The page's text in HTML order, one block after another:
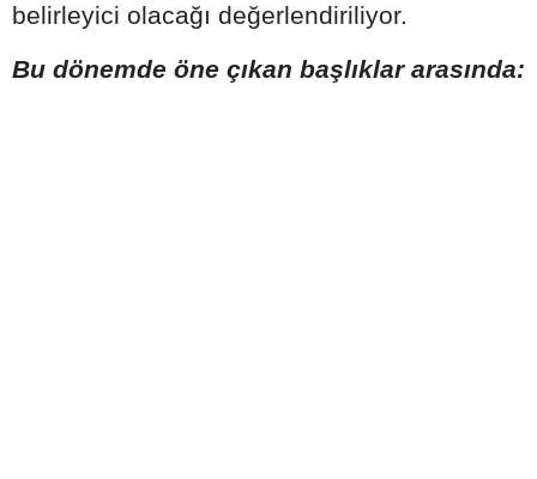
belirleyici olacağı değerlendiriliyor.
Bu dönemde öne çıkan başlıklar arasında: